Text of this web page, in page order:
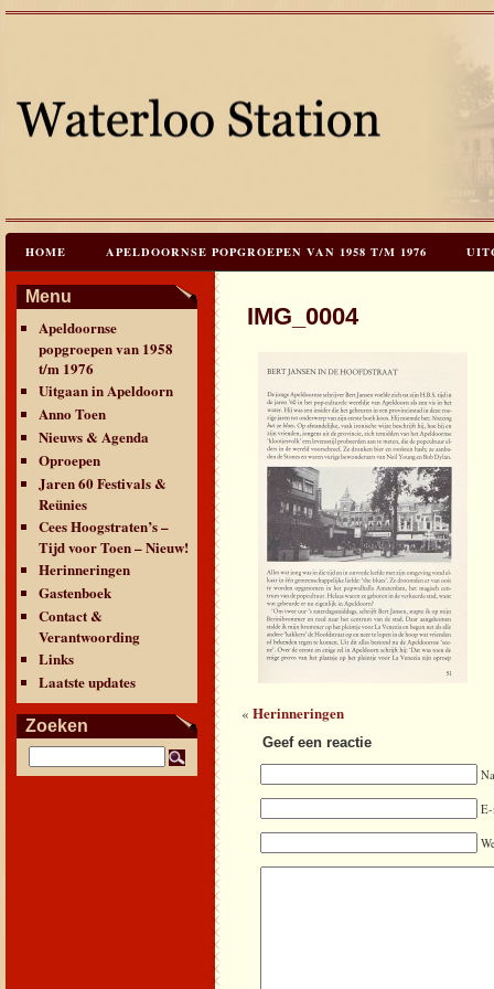
HOME APELDOORNSE POPGROEPEN VAN 1958 T/M 1976
JAREN 60 FESTIVALS & REÜNIES
CONTACT & VERANTWOORDING LINKS
Menu
Apeldoornse
popgroepen van 1958
t/m 1976
Uitgaan in Apeldoorn
Anno Toen
Nieuws & Agenda
Oproepen
Jaren 60 Festivals &
Reünies
Cees Hoogstraten’s –
Tijd voor Toen – Nieuw!
Herinneringen
Gastenboek
Contact &
Verantwoording
Links
Laatste updates
Zoeken
IMG_0004
«Herinneringen
Geef een reactie